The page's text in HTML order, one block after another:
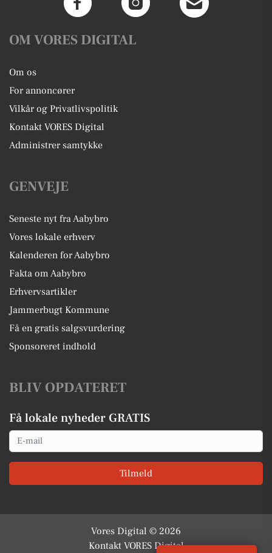
OM VORES DIGITAL
Om os
For annoncører
Vilkår og Privatlivspolitik
Kontakt VORES Digital
Administrer samtykke
GENVEJE
Seneste nyt fra Aabybro
Vores lokale erhverv
Kalenderen for Aabybro
Fakta om Aabybro
Erhvervsartikler
Jammerbugt Kommune
Få en gratis salgsvurdering
Sponsoreret indhold
BLIV OPDATERET
Få lokale nyheder GRATIS
Email
Tilmeld
Vores Digital © 2026
Kontakt VORES Digital